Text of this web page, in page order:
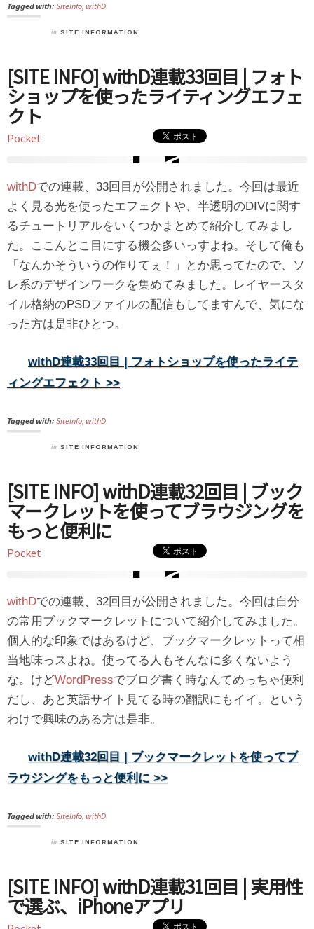
Tagged with: SiteInfo, withD
in SITE INFORMATION
[SITE INFO] withD連載33回目 | フォト
ショップを使ったライティングエフェ
クト
Pocket
withDでの連載、33回目が公開されました。今回は最近
よく見る光を使ったエフェクトや、半透明のDIVに関す
るチュートリアルをいくつかまとめて紹介してみまし
た。ここんとこ目にする機会多いっすよね。そして俺も
「なんかそういうの作りてぇ！」とか思ってたので、ソ
レ系のデザインワークを集めてみました。レイヤースタ
イル格納のPSDファイルの配信もしてますんで、気にな
った方は是非ひとつ。
withD連載33回目 | フォトショップを使ったライテ
ィングエフェクト >>
Tagged with: SiteInfo, withD
in SITE INFORMATION
[SITE INFO] withD連載32回目 | ブック
マークレットを使ってブラウジングを
もっと便利に
Pocket
withDでの連載、32回目が公開されました。今回は自分
の常用ブックマークレットについて紹介してみました。
個人的な印象ではあるけど、ブックマークレットって相
当地味っスよね。使ってる人もそんなに多くないよう
な。けどWordPressでブログ書く時なんてめっちゃ便利
だし、あと英語サイト見てる時の翻訳にもイイ。という
わけで興味のある方は是非。
withD連載32回目 | ブックマークレットを使ってブ
ラウジングをもっと便利に >>
Tagged with: SiteInfo, withD
in SITE INFORMATION
[SITE INFO] withD連載31回目 | 実用性
で選ぶ、iPhoneアプリ